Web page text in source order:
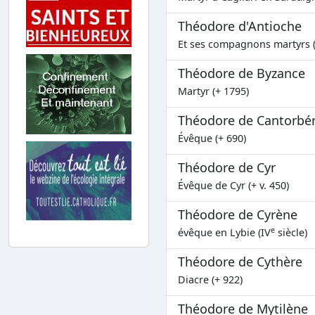
Théodore d'Antioche
Et ses compagnons martyrs
Théodore de Byzance
Martyr (+ 1795)
Théodore de
Évêque (+ 690)
Théodore de Cyr
Évêque de Cyr (+ v. 450)
Théodore de Cyrène
évêque en Lybie (IVe siècle)
Théodore de Cythère
Diacre (+ 922)
Théodore de Mytilène